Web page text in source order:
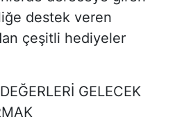
destek veren
çeşitli hediyeler
GELECEK